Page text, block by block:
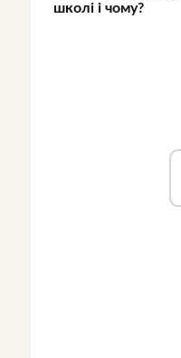
школі і чому?